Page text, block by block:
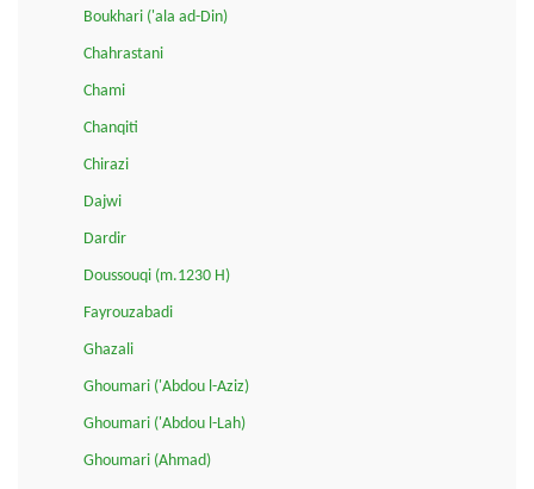
Boukhari ('ala ad-Din)
Chahrastani
Chami
Chanqiti
Chirazi
Dajwi
Dardir
Doussouqi (m.1230 H)
Fayrouzabadi
Ghazali
Ghoumari ('Abdou l-Aziz)
Ghoumari ('Abdou l-Lah)
Ghoumari (Ahmad)